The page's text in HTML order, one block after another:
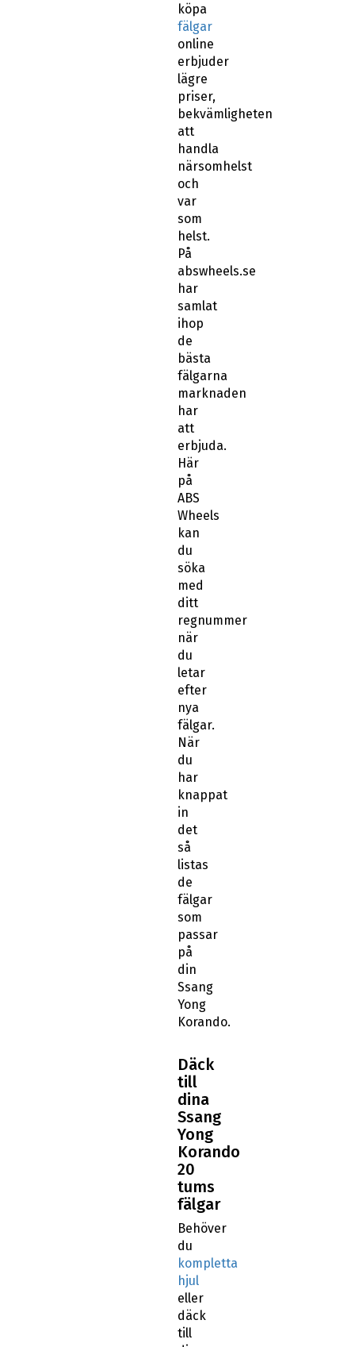
köpa
fälgar
online
erbjuder
lägre
priser,
bekvämligheten
att
handla
närsomhelst
och
var
som
helst.
På
abswheels.se
har
samlat
ihop
de
bästa
fälgarna
marknaden
har
att
erbjuda.
Här
på
ABS
Wheels
kan
du
söka
med
ditt
regnummer
när
du
letar
efter
nya
fälgar.
När
du
har
knappat
in
det
så
listas
de
fälgar
som
passar
på
din
Ssang
Yong
Korando.
Däck
till
dina
Ssang
Yong
Korando
20
tums
fälgar
Behöver
du
kompletta
hjul
eller
däck
till